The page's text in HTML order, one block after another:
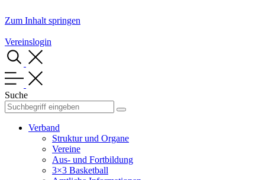
Zum Inhalt springen
Vereinslogin
Suche
Verband
Struktur und Organe
Vereine
Aus- und Fortbildung
3×3 Basketball